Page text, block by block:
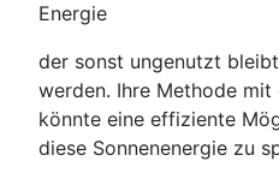
Energie
der sonst ungenutzt
werden. Ihre Methode
könnte eine effiziente
diese Sonnenenergie zu